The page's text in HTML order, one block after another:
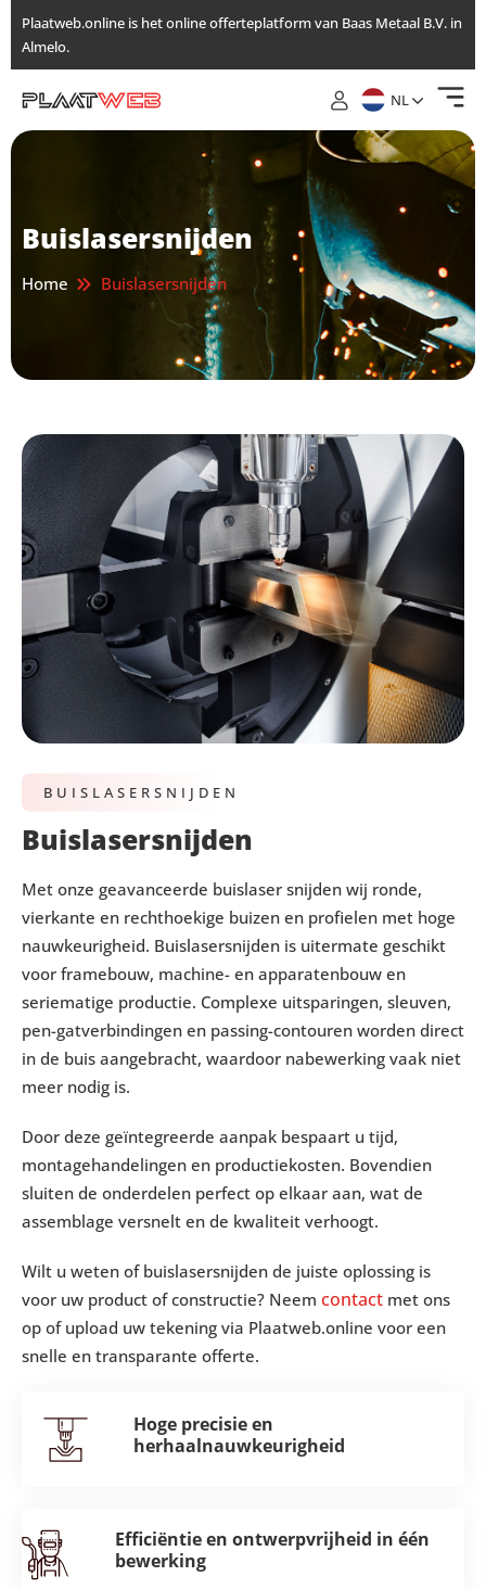
Ga
naar
de
Plaatweb.online is het online offerteplatform van Baas Metaal B.V. in
Almelo.
NL
Buislasersnijden
Home Buislasersnijden
BUISLASERSNIJDEN
Buislasersnijden
Met onze geavanceerde buislaser snijden wij ronde,
vierkante en rechthoekige buizen en profielen met hoge
nauwkeurigheid. Buislasersnijden is uitermate geschikt
voor framebouw, machine- en apparatenbouw en
seriematige productie. Complexe uitsparingen, sleuven,
pen-gatverbindingen en passing-contouren worden direct
in de buis aangebracht, waardoor nabewerking vaak niet
meer nodig is.
Door deze geïntegreerde aanpak bespaart u tijd,
montagehandelingen en productiekosten. Bovendien
sluiten de onderdelen perfect op elkaar aan, wat de
assemblage versnelt en de kwaliteit verhoogt.
Wilt u weten of buislasersnijden de juiste oplossing is
voor uw product of constructie? Neem contact met ons
op of upload uw tekening via Plaatweb.online voor een
snelle en transparante offerte.
Hoge precisie en
herhaalnauwkeurigheid
Efficiëntie en ontwerpvrijheid in één
bewerking